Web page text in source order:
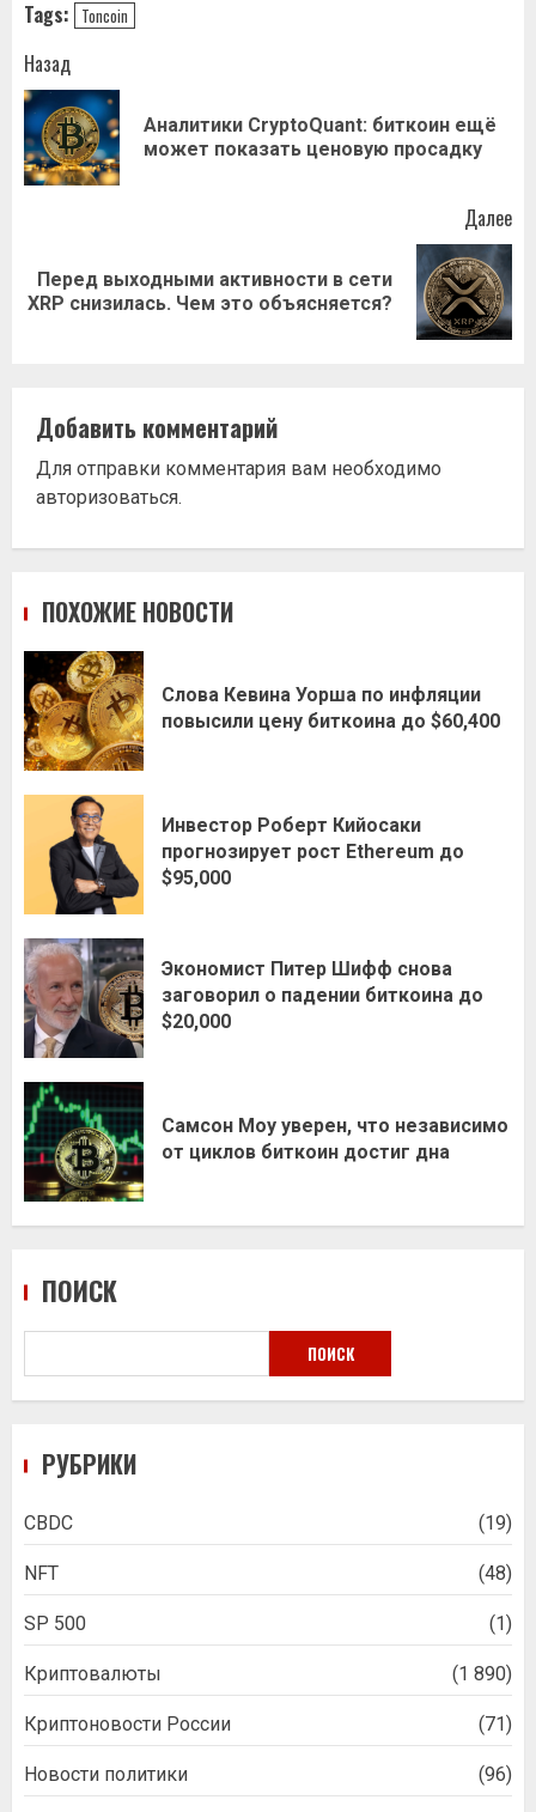
Tags: Toncoin
Навигация
записи
Назад
Аналитики CryptoQuant: биткоин ещё
может показать ценовую просадку
Далее
Следующая
запись:
Перед выходными активности в сети
XRP снизилась. Чем это объясняется?
Добавить комментарий
Для отправки комментария вам необходимо
авторизоваться.
ПОХОЖИЕ НОВОСТИ
Слова Кевина Уорша по инфляции
повысили цену биткоина до $60,400
Инвестор Роберт Кийосаки
прогнозирует рост Ethereum до
$95,000
Экономист Питер Шифф снова
заговорил о падении биткоина до
$20,000
Самсон Моу уверен, что независимо
от циклов биткоин достиг дна
ПОИСК
ПОИСК
РУБРИКИ
CBDC (19)
NFT (48)
SP 500 (1)
Криптовалюты (1 890)
Криптоновости России (71)
Новости политики (96)